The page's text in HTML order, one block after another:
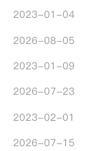
2023-01-04
2026-08-05
2023-01-09
2026-07-23
2023-02-01
2026-07-15